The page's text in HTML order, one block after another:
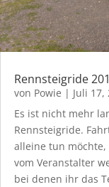
Rennsteigride
von Powie | Juli 17,
Es ist nicht mehr
Rennsteigride.
alleine tun
vom Veranstalter
bei denen ihr das